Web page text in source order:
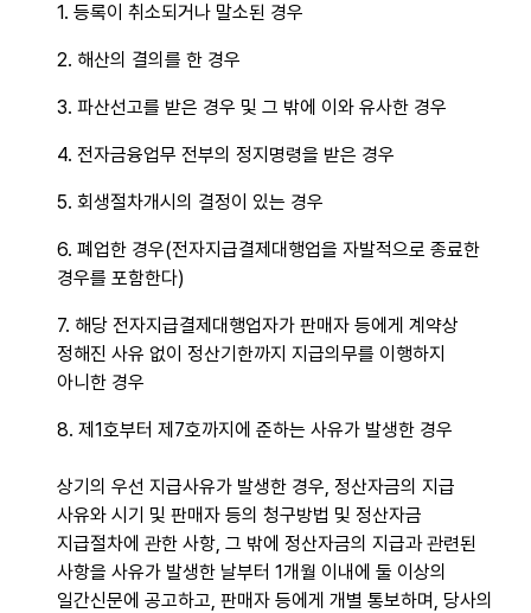
1. 등록이 취소되거나 말소된 경우
2. 해산의 결의를 한 경우
3. 파산선고를 받은 경우 및 그 밖에 이와 유사한 경우
4. 전자금융업무 전부의 정지명령을 받은 경우
5. 회생절차개시의 결정이 있는 경우
6. 폐업한 경우(전자지급결제대행업을 자발적으로 종료한
경우를 포함한다)
7. 해당 전자지급결제대행업자가 판매자 등에게 계약상
정해진 사유 없이 정산기한까지 지급의무를 이행하지
아니한 경우
8. 제1호부터 제7호까지에 준하는 사유가 발생한 경우
상기의 우선 지급사유가 발생한 경우, 정산자금의 지급
사유와 시기 및 판매자 등의 청구방법 및 정산자금
지급절차에 관한 사항, 그 밖에 정산자금의 지급과 관련된
사항을 사유가 발생한 날부터 1개월 이내에 둘 이상의
일간신문에 공고하고, 판매자 등에게 개별 통보하며, 당사의